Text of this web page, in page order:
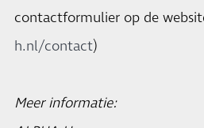
contactformulier op de
h.nl/contact)
Meer informatie: